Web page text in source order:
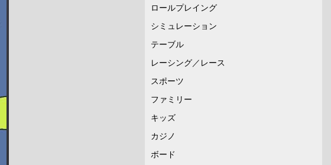
ロールプレイング
シミュレーション
テーブル
レーシング／レース
スポーツ
ファミリー
キッズ
カジノ
ボード